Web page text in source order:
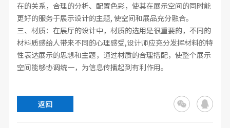
在的关系，合理的分析、配置色彩，使其在展示空间的同时能
更好的服务于展示设计的主题, 使空间和展品充分融合。
三、材质：在展厅的设计中，材质的选用是很重要的，不同的
材料质感给人带来不同的心理感受,设计师应充分发挥材料的特
性表达展示的思想和主题，通过材质的合理搭配，使整个展示
空间能够协调统一，为信息传播起到有利作用。
返回